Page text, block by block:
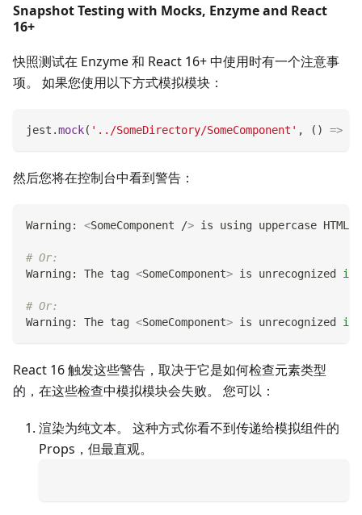
Snapshot Testing with Mocks, Enzyme and React
16+
快照测试在 Enzyme 和 React 16+ 中使用时有一个注意事
项。 如果您使用以下方式模拟模块：
jest .mock( '../SomeDirectory/SomeComponent' , ( ) =>
然后您将在控制台中看到警告：
Warning: <SomeComponent /> is using uppercase
# Or:
Warning: The tag <SomeComponent> is unrecognized in
# Or:
Warning: The tag <SomeComponent> is unrecognized in
React 16 触发这些警告，取决于它是如何检查元素类型
的，在这些检查中模拟模块会失败。 您可以：
渲染为纯文本。 这种方式你看不到传递给模拟组件的
Props，但最直观。